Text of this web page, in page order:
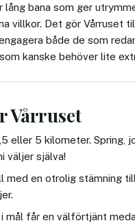
bana som ger
villkor. Det gör Vårruset
både de som
kanske behöver lite
Vårruset
eller 5 kilometer. Spring,
väljer själva!
med en otrolig stämning
i mål får en välförtjänt